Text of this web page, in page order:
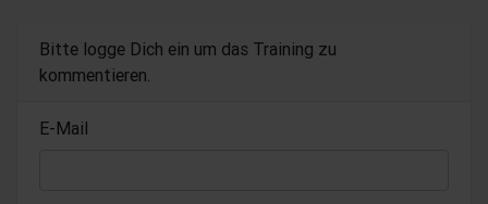
Bitte logge Dich ein um das Training zu
kommentieren.
E-Mail